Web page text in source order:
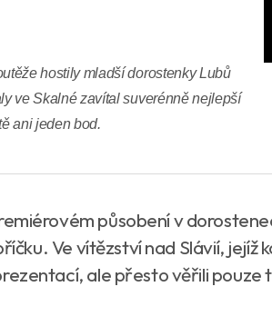
hostily mladší dorostenky Lubů
ve Skalné zavítal suverénně nejlepší
ani jeden bod.
působení v
Ve vítězství nad Slávií, jejíž
ale přesto věřili pouze